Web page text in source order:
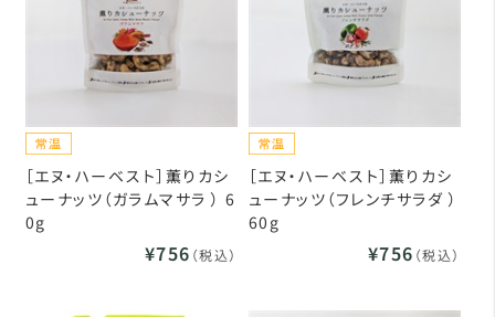
［エヌ・ハーベスト］薫りカシ
ューナッツ（ガラムマサラ ） 6
0g
¥756 （税込）
［エヌ・ハーベスト］薫りカシ
ューナッツ（フレンチサラダ ）
60g
¥756 （税込）